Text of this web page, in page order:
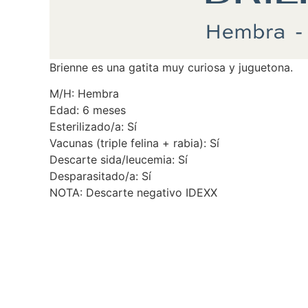
Brienne es una gatita muy curiosa y juguetona.
M/H: Hembra
Edad: 6 meses
Esterilizado/a: Sí
Vacunas (triple felina + rabia): Sí
Descarte sida/leucemia: Sí
Desparasitado/a: Sí
NOTA: Descarte negativo IDEXX